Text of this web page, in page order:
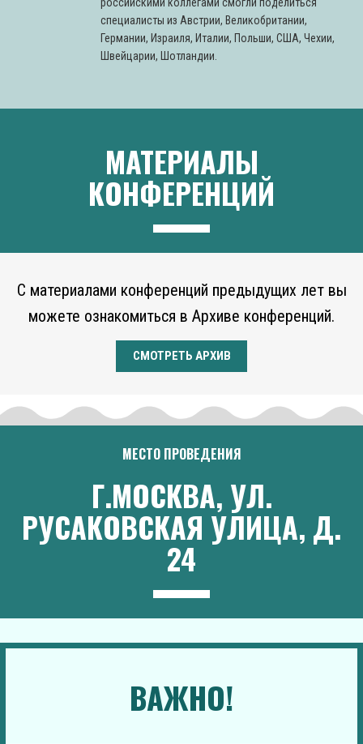
специалисты из Австрии, Великобритании,
Германии, Израиля, Италии, Польши, США, Чехии,
Швейцарии, Шотландии.
МАТЕРИАЛЫ
КОНФЕРЕНЦИЙ
С материалами конференций предыдущих лет вы
можете ознакомиться в Архиве конференций.
СМОТРЕТЬ АРХИВ
МЕСТО ПРОВЕДЕНИЯ
Г.МОСКВА, УЛ.
РУСАКОВСКАЯ УЛИЦА, Д.
24
ВАЖНО!